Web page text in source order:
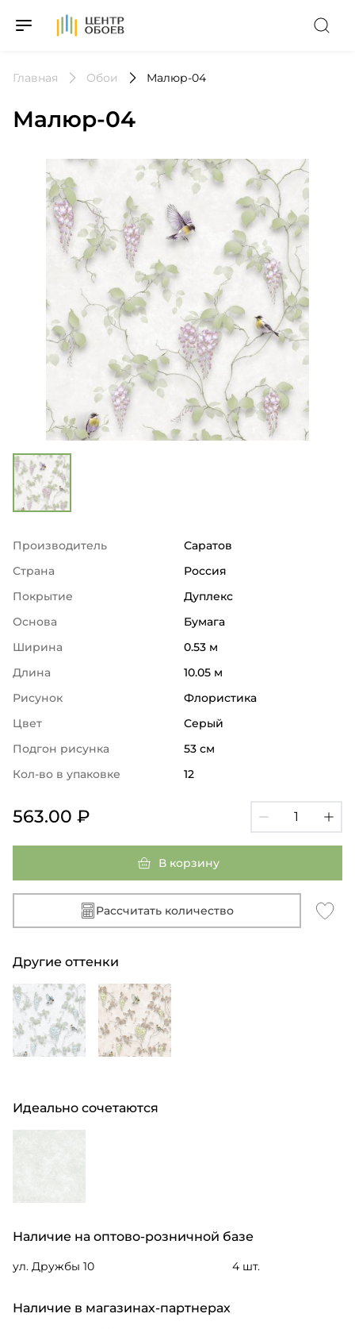
На Главную
Главная Обои Малюр-04
Малюр-04
Производитель
Саратов
Страна
Россия
Покрытие
Дуплекс
Основа
Бумага
Ширина
0.53 м
Длина
10.05 м
Рисунок
Флористика
Цвет
Серый
Подгон рисунка
53 см
Кол-во в упаковке
12
563.00 ₽
В корзину
Рассчитать количество
Другие оттенки
Идеально сочетаются
Наличие на оптово-розничной базе
ул. Дружбы 10 4 шт.
Наличие в магазинах-партнерах